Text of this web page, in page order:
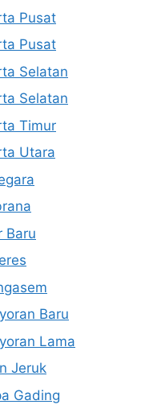
Pusat
Pusat
Selatan
Selatan
Timur
Utara
Baru
Baru
Lama
Jeruk
Gading